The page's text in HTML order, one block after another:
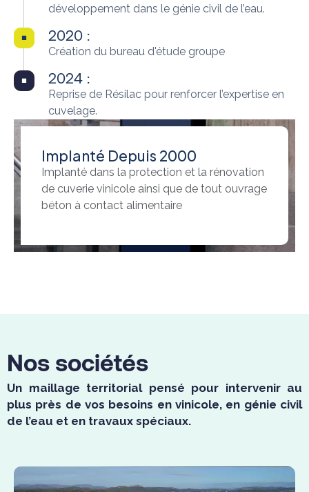
Implanté Depuis 2000
Implanté dans la protection et la rénovation
de cuverie vinicole ainsi que de tout ouvrage
béton à contact alimentaire
développement dans le génie civil de l’eau.
2020 :
Création du bureau d'étude groupe
2024 :
Reprise de Résilac pour renforcer l’expertise en
cuvelage.
Nos sociétés
Un maillage territorial pensé pour intervenir au
plus près de vos besoins en vinicole, en génie civil
de l’eau et en travaux spéciaux.